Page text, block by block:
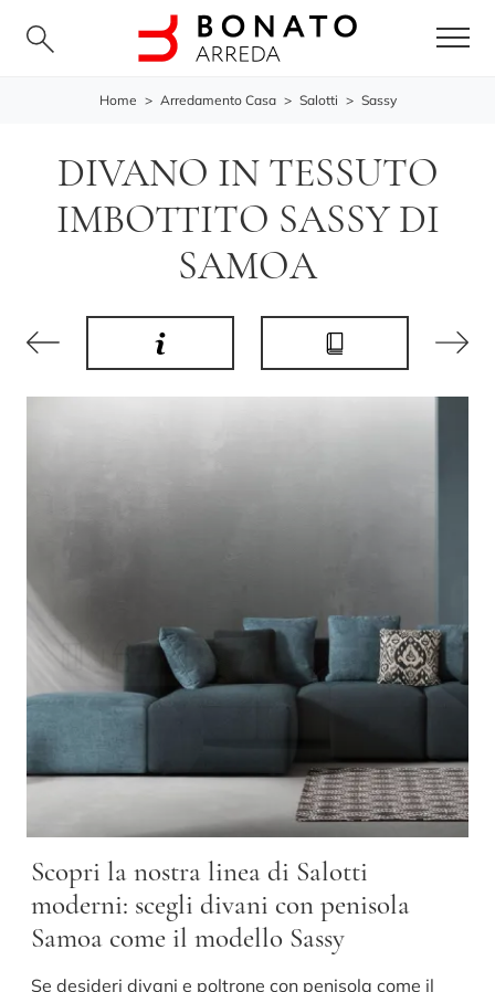
Home > Arredamento Casa > Salotti > Sassy
DIVANO IN TESSUTO
IMBOTTITO SASSY DI
SAMOA
Scopri la nostra linea di Salotti
moderni: scegli divani con penisola
Samoa come il modello Sassy
Se desideri divani e poltrone con penisola come il